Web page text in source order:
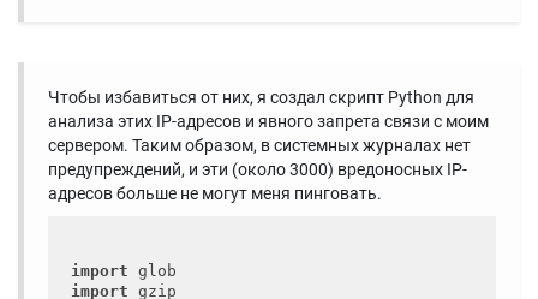
Чтобы избавиться от них, я создал скрипт Python для
анализа этих IP-адресов и явного запрета связи с моим
сервером. Таким образом, в системных журналах нет
предупреждений, и эти (около 3000) вредоносных IP-
адресов больше не могут меня пинговать.
import
import